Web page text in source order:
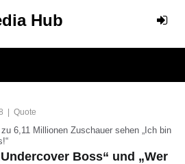
Hub
| Quote
6,11 Millionen Zuschauer sehen „Ich bin
Boss“ und „Wer